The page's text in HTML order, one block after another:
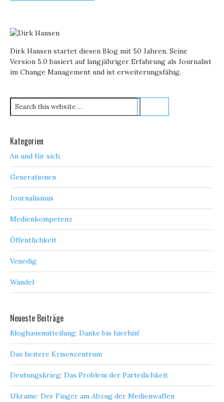
Dirk Hansen startet diesen Blog mit 50 Jahren. Seine
Version 5.0 basiert auf langjähriger Erfahrung als Journalist
im Change Management und ist erweiterungsfähig.
Kategorien
An und für sich
Generationen
Journalismus
Medienkompetenz
Öffentlichkeit
Venedig
Wandel
Neueste Beiträge
Bloghausmitteilung: Danke bis hierhin!
Das heitere Krisenzentrum
Deutungskrieg: Das Problem der Parteilichkeit
Ukraine: Der Finger am Abzug der Medienwaffen